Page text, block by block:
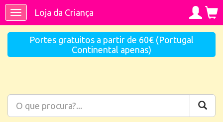
ToggleLoja da Criança
Portes gratuitos a partir de 60€ (Portugal
Continental apenas)